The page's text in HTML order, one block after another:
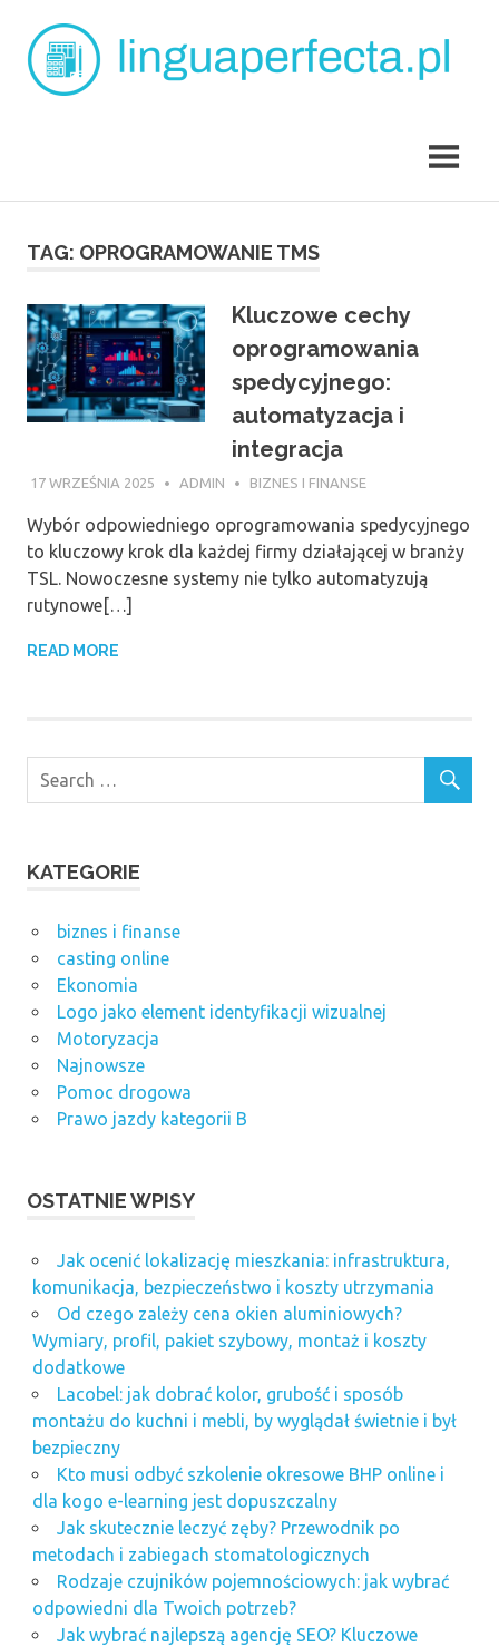
content
TAG: OPROGRAMOWANIE TMS
Kluczowe cechy
oprogramowania
spedycyjnego:
automatyzacja i
integracja
17 WRZEŚNIA 2025 ADMIN BIZNES I FINANSE
Wybór odpowiedniego oprogramowania spedycyjnego
to kluczowy krok dla każdej firmy działającej w branży
TSL. Nowoczesne systemy nie tylko automatyzują
rutynowe[…]
READ MORE
KATEGORIE
biznes i finanse
casting online
Ekonomia
Logo jako element identyfikacji wizualnej
Motoryzacja
Najnowsze
Pomoc drogowa
Prawo jazdy kategorii B
OSTATNIE WPISY
Jak ocenić lokalizację mieszkania: infrastruktura,
komunikacja, bezpieczeństwo i koszty utrzymania
Od czego zależy cena okien aluminiowych?
Wymiary, profil, pakiet szybowy, montaż i koszty
dodatkowe
Lacobel: jak dobrać kolor, grubość i sposób
montażu do kuchni i mebli, by wyglądał świetnie i był
bezpieczny
Kto musi odbyć szkolenie okresowe BHP online i
dla kogo e-learning jest dopuszczalny
Jak skutecznie leczyć zęby? Przewodnik po
metodach i zabiegach stomatologicznych
Rodzaje czujników pojemnościowych: jak wybrać
odpowiedni dla Twoich potrzeb?
Jak wybrać najlepszą agencję SEO? Kluczowe